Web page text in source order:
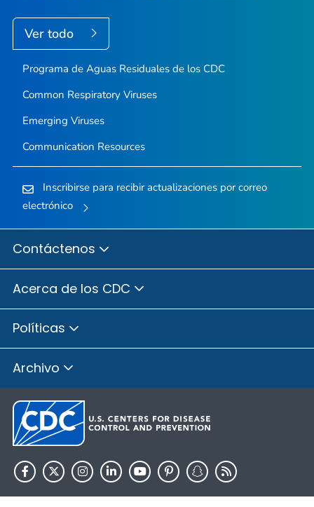
Ver todo
Programa de Aguas Residuales de los CDC
Common Respiratory Viruses
Emerging Viruses
Communication Resources
Inscribirse para recibir actualizaciones por correo
electrónico
Contáctenos
Acerca de los CDC
Políticas
Archivo